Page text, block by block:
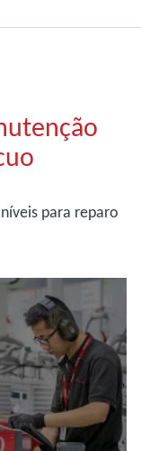
para reparo